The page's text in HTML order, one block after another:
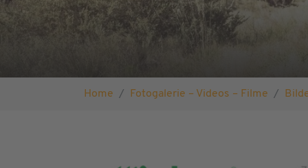
Home
Fotogalerie – Videos – Filme